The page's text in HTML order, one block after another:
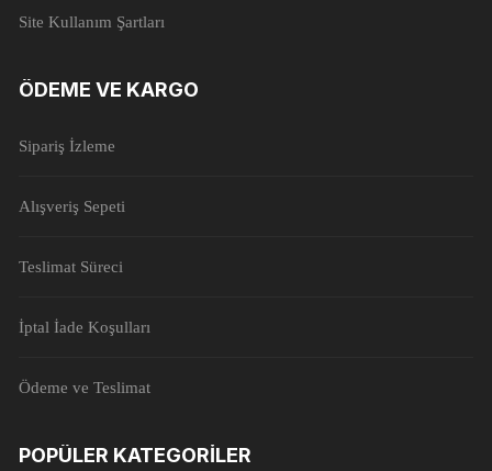
Site Kullanım Şartları
ÖDEME VE KARGO
Sipariş İzleme
Alışveriş Sepeti
Teslimat Süreci
İptal İade Koşulları
Ödeme ve Teslimat
POPÜLER KATEGORILER